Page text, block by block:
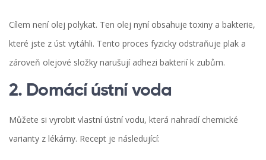
Cílem není olej polykat. Ten olej nyní obsahuje toxiny a bakterie,
které jste z úst vytáhli. Tento proces fyzicky odstraňuje plak a
zároveň olejové složky narušují adhezi bakterií k zubům.
2. Domácí ústní voda
Můžete si vyrobit vlastní ústní vodu, která nahradí chemické
varianty z lékárny. Recept je následující: